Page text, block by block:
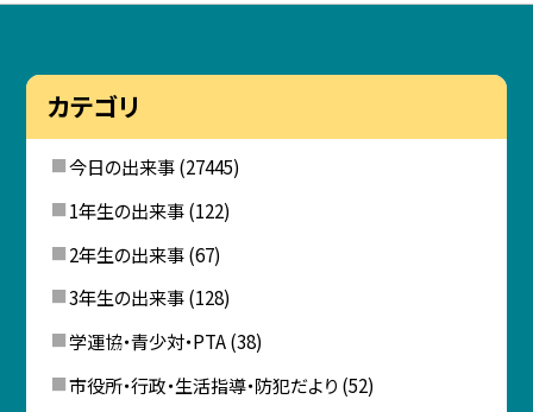
カテゴリ
今日の出来事(27445)
1年生の出来事(122)
2年生の出来事(67)
3年生の出来事(128)
学運協・青少対・PTA(38)
市役所・行政・生活指導・防犯だより (52)